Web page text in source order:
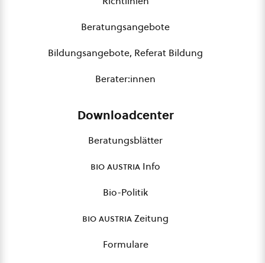
Beratungsangebote
Bildungsangebote, Referat Bildung
Berater:innen
Downloadcenter
Beratungsblätter
bio austria Info
Bio-Politik
bio austriaZeitung
Formulare